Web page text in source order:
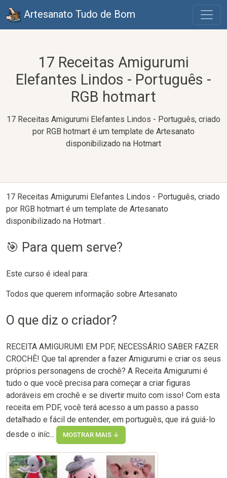
Artesanato Tudo de Bom
17 Receitas Amigurumi
Elefantes Lindos - Português -
RGB hotmart
17 Receitas Amigurumi Elefantes Lindos - Português, criado
por RGB hotmart é um template de Artesanato
disponibilizado na Hotmart
17 Receitas Amigurumi Elefantes Lindos - Português, criado
por RGB hotmart é um template de Artesanato
disponibilizado na Hotmart .
🎯 Para quem serve?
Este curso é ideal para:
Todos que querem informação sobre Artesanato
O que diz o criador?
RECEITA AMIGURUMI EM PDF, NECESSÁRIO SABER FAZER
CROCHÊ! Que tal aprender a fazer Amigurumi e criar os seus
próprios personagens de crochê? A Receita Amigurumi é
tudo o que você precisa para começar a criar figuras
adoráveis em crochê e se divertir muito com isso! Com esta
receita em PDF, você terá acesso a um passo a passo
detalhado e fácil de entender, em português, que irá guiá-lo
desde o iníc...
MOSTRAR MAIS ↓